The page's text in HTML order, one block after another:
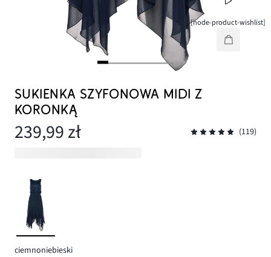
[node-product-wishlist]
SUKIENKA SZYFONOWA MIDI Z
KORONKĄ
239,99 zł (119)
ciemnoniebieski